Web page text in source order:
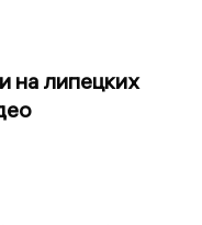
на липецких